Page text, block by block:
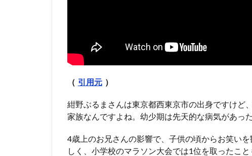
（ 引用元 ）
紺野ぶるまさんは東京都西東京市の出身ですけど
家族なんですよね。幼少期は先天的な病気があっ
4歳上のお兄さんの影響で、子供の頃からお笑い
しく、小学校のマラソン大会では1位を取ったこと